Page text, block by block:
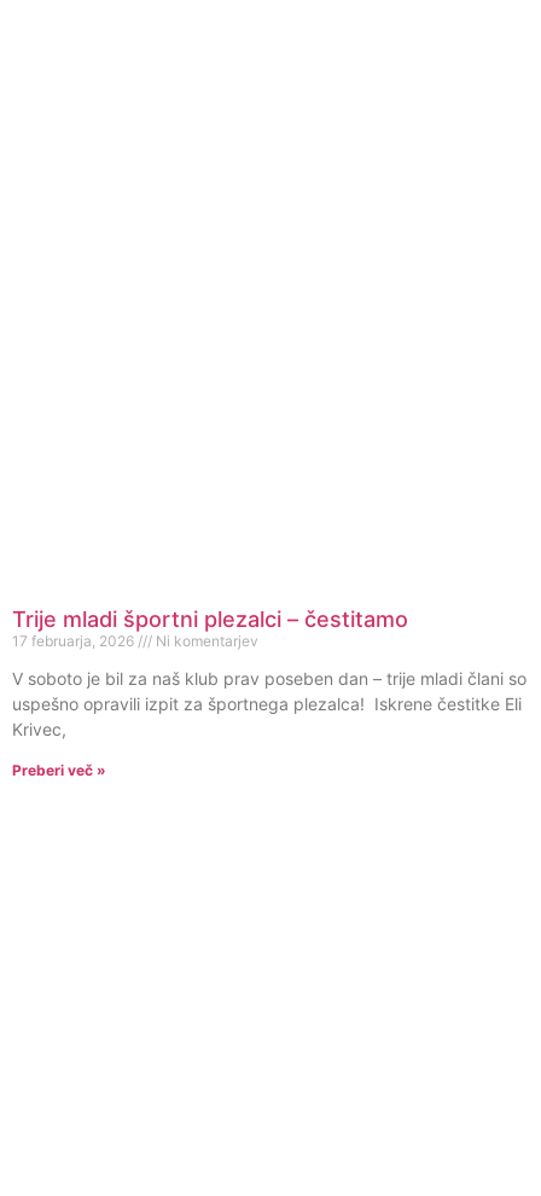
Trije mladi športni plezalci – čestitamo
17 februarja, 2026 Ni komentarjev
V soboto je bil za naš klub prav poseben dan – trije mladi člani so
uspešno opravili izpit za športnega plezalca! Iskrene čestitke Eli
Krivec,
Preberi več »